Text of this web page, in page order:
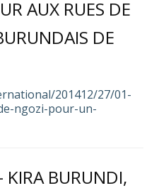
AUX RUES DE
DE
201412/27/01-
ngozi-pour-un-
KIRA BURUNDI,